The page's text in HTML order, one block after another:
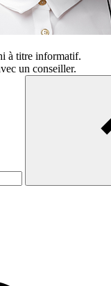
à titre informatif.
un conseiller.